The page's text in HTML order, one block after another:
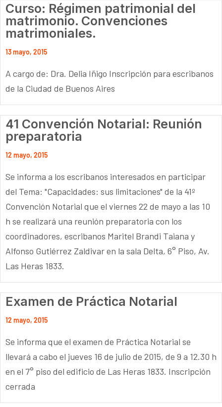
Curso: Régimen patrimonial del
matrimonio. Convenciones
matrimoniales.
13 mayo, 2015
A cargo de: Dra. Delia Iñigo Inscripción para escribanos
de la Ciudad de Buenos Aires
41 Convención Notarial: Reunión
preparatoria
12 mayo, 2015
Se informa a los escribanos interesados en participar
del Tema: "Capacidades: sus limitaciones" de la 41º
Convención Notarial que el viernes 22 de mayo a las 10
h se realizará una reunión preparatoria con los
coordinadores, escribanos Maritel Brandi Taiana y
Alfonso Gutiérrez Zaldivar en la sala Delta, 6° Piso, Av.
Las Heras 1833.
Examen de Práctica Notarial
12 mayo, 2015
Se informa que el examen de Práctica Notarial se
llevará a cabo el jueves 16 de julio de 2015, de 9 a 12.30 h
en el 7° piso del edificio de Las Heras 1833. Inscripción
cerrada